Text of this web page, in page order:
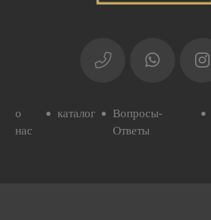
о
нас
каталог
Вопросы-
Ответы